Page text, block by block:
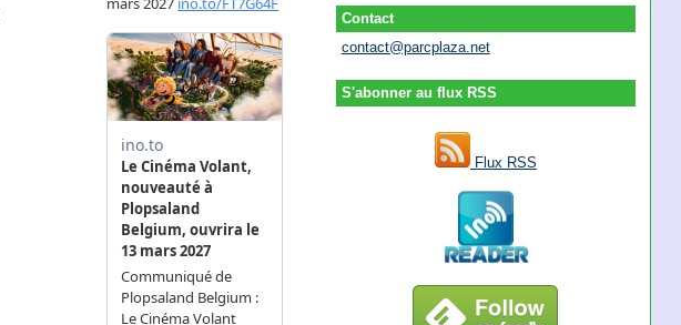
Contact
contact@parcplaza.net
S'abonner au flux RSS
Flux RSS